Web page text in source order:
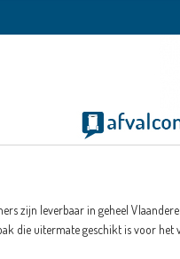
zijn leverbaar in geheel
die uitermate geschikt is voor het